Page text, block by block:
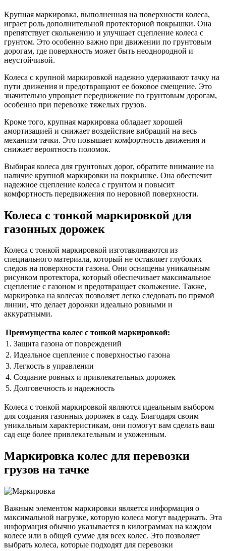
Крупная маркировка, выполненная на поверхности колеса,
играет роль дополнительной протекторной покрышки. Она
препятствует скольжению и улучшает сцепление колеса с
грунтом. Это особенно важно при движении по грунтовым
дорогам, где поверхность может быть неоднородной и
неустойчивой.
Колеса с крупной маркировкой надежно удерживают тачку на
пути движения и предотвращают ее боковое смещение. Это
значительно упрощает передвижение по грунтовым дорогам,
особенно при перевозке тяжелых грузов.
Кроме того, крупная маркировка обладает хорошей
амортизацией и снижает воздействие вибраций на весь
механизм тачки. Это повышает комфортность движения и
снижает вероятность поломок.
Выбирая колеса для грунтовых дорог, обратите внимание на
наличие крупной маркировки на покрышке. Она обеспечит
надежное сцепление колеса с грунтом и повысит
комфортность передвижения по неровной поверхности.
Колеса с тонкой маркировкой для
газонных дорожек
Колеса с тонкой маркировкой изготавливаются из
специального материала, который не оставляет глубоких
следов на поверхности газона. Они оснащены уникальным
рисунком протектора, который обеспечивает максимальное
сцепление с газоном и предотвращает скольжение. Также,
маркировка на колесах позволяет легко следовать по прямой
линии, что делает дорожки идеально ровными и
аккуратными.
Преимущества колес с тонкой маркировкой:
1. Защита газона от повреждений
2. Идеальное сцепление с поверхностью газона
3. Легкость в управлении
4. Создание ровных и привлекательных дорожек
5. Долговечность и надежность
Колеса с тонкой маркировкой являются идеальным выбором
для создания газонных дорожек в саду. Благодаря своим
уникальным характеристикам, они помогут вам сделать ваш
сад еще более привлекательным и ухоженным.
Маркировка колес для перевозки
грузов на тачке
Важным элементом маркировки является информация о
максимальной нагрузке, которую колеса могут выдержать. Эта
информация обычно указывается в килограммах на каждом
колесе или в общей сумме для всех колес. Это позволяет
выбрать колеса, которые подходят для перевозки